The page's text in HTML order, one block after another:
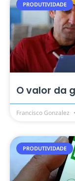
PRODUTIVIDADE
O valor da
Francisco Gonzalez
PRODUTIVIDADE